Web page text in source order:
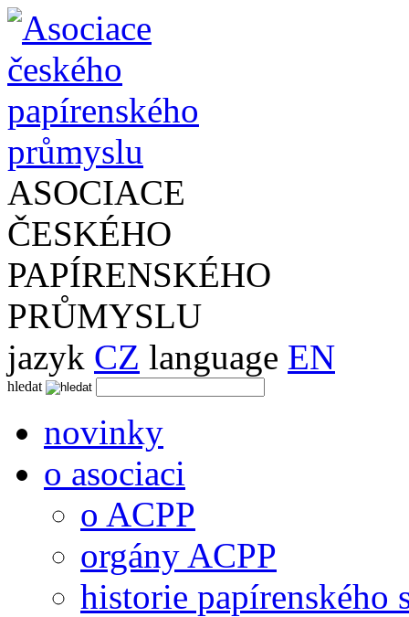
ASOCIACE
ČESKÉHO
PAPÍRENSKÉHO
PRŮMYSLU
jazyk CZ language EN
hledat
novinky
o asociaci
o ACPP
orgány ACPP
historie papírenského